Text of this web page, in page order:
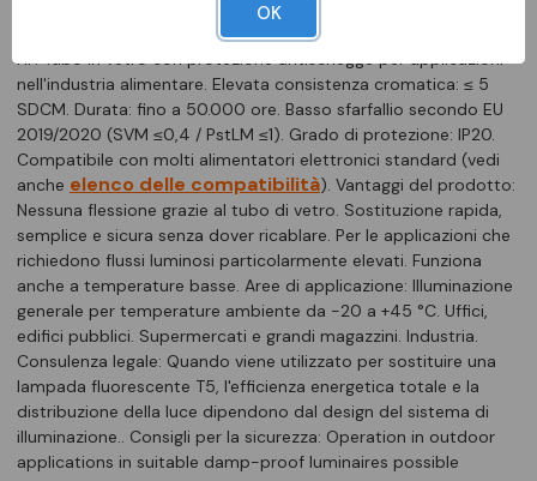
(ECG), infrangibile. Caratteristiche del prodotto: Sostituzione
retrofit di lampade T5 esistenti su installazioni con alimentatori
HF. Tubo in vetro con protezione antischegge per applicazioni
nell'industria alimentare. Elevata consistenza cromatica: ≤ 5
SDCM. Durata: fino a 50.000 ore. Basso sfarfallio secondo EU
2019/2020 (SVM ≤0,4 / PstLM ≤1). Grado di protezione: IP20.
Compatibile con molti alimentatori elettronici standard (vedi
anche elenco delle compatibilità). Vantaggi del prodotto:
Nessuna flessione grazie al tubo di vetro. Sostituzione rapida,
semplice e sicura senza dover ricablare. Per le applicazioni che
richiedono flussi luminosi particolarmente elevati. Funziona
anche a temperature basse. Aree di applicazione: Illuminazione
generale per temperature ambiente da -20 a +45 °C. Uffici,
edifici pubblici. Supermercati e grandi magazzini. Industria.
Consulenza legale: Quando viene utilizzato per sostituire una
lampada fluorescente T5, l'efficienza energetica totale e la
distribuzione della luce dipendono dal design del sistema di
illuminazione.. Consigli per la sicurezza: Operation in outdoor
applications in suitable damp-proof luminaires possible
OK